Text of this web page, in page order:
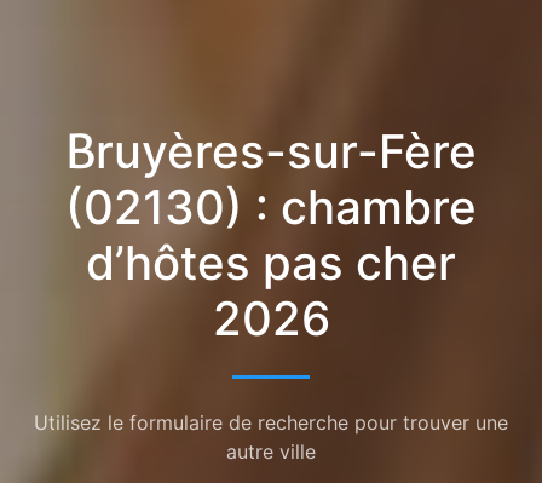
Bruyères-sur-Fère
(02130) : chambre
d’hôtes pas cher
2026
Utilisez le formulaire de recherche pour trouver une
autre ville